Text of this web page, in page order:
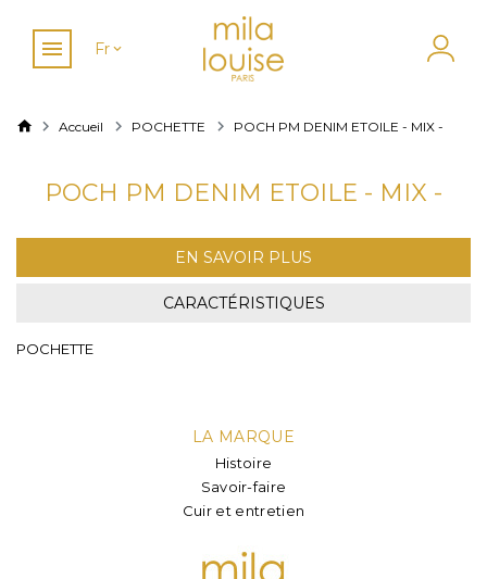
Fr
Accueil POCHETTE POCH PM DENIM ETOILE - MIX -
POCH PM DENIM ETOILE - MIX -
EN SAVOIR PLUS
CARACTÉRISTIQUES
POCHETTE
LA MARQUE
Histoire
Savoir-faire
Cuir et entretien